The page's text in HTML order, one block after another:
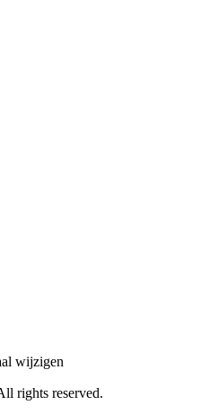
wijzigen
rights reserved.